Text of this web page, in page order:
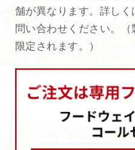
舗が異なります。詳し
問い合わせください。
限定されます。）